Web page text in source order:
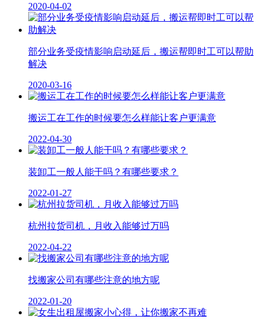
2020-04-02
部分业务受疫情影响启动延后，搬运帮即时工可以帮助
解决
2020-03-16
搬运工在工作的时候要怎么样能让客户更满意
2022-04-30
装卸工一般人能干吗？有哪些要求？
2022-01-27
杭州拉货司机，月收入能够过万吗
2022-04-22
找搬家公司有哪些注意的地方呢
2022-01-20